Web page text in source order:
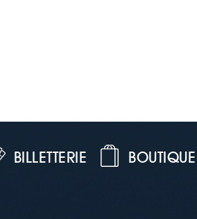
BOUTIQUE
BILLETTERIE